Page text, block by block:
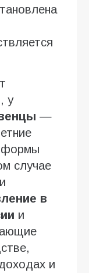
у
—
формы
случае
в
и
и